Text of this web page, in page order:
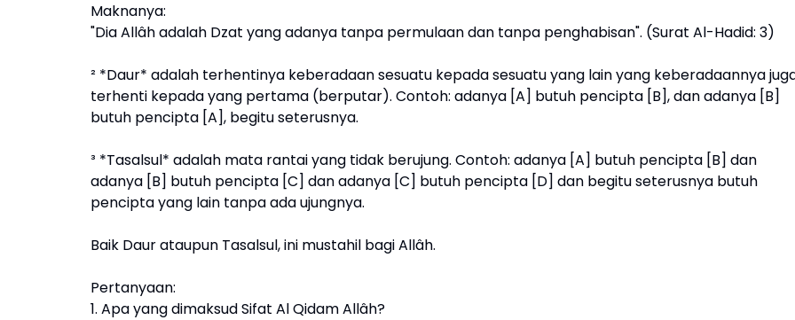
Maknanya:
"Dia Allâh adalah Dzat yang adanya tanpa permulaan dan tanpa penghabisan". (Surat Al-Hadid: 3)
² *Daur* adalah terhentinya keberadaan sesuatu kepada sesuatu yang lain yang keberadaannya
terhenti kepada yang pertama (berputar). Contoh: adanya [A] butuh pencipta [B], dan adanya [B]
butuh pencipta [A], begitu seterusnya.
³ *Tasalsul* adalah mata rantai yang tidak berujung. Contoh: adanya [A] butuh pencipta [B] dan
adanya [B] butuh pencipta [C] dan adanya [C] butuh pencipta [D] dan begitu seterusnya butuh
pencipta yang lain tanpa ada ujungnya.
Baik Daur ataupun Tasalsul, ini mustahil bagi Allâh.
Pertanyaan:
1. Apa yang dimaksud Sifat Al Qidam Allâh?